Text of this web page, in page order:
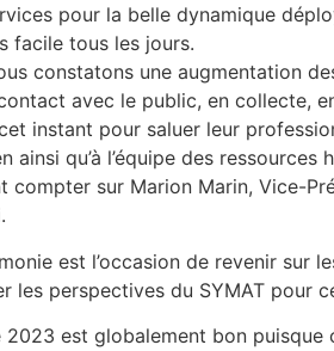
pour la belle dynamique
facile tous les jours.
constatons une augmentation
avec le public, en collecte,
instant pour saluer leur
ainsi qu’à l’équipe des ressources
compter sur Marion Marin, Vice-
est l’occasion de revenir sur
les perspectives du SYMAT pour
2023 est globalement bon puisque